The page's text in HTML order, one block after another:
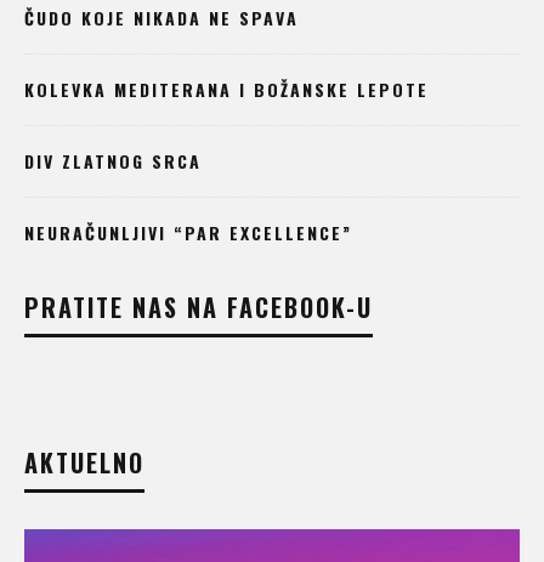
ČUDO KOJE NIKADA NE SPAVA
KOLEVKA MEDITERANA I BOŽANSKE LEPOTE
DIV ZLATNOG SRCA
NEURAČUNLJIVI “PAR EXCELLENCE”
PRATITE NAS NA FACEBOOK-U
AKTUELNO